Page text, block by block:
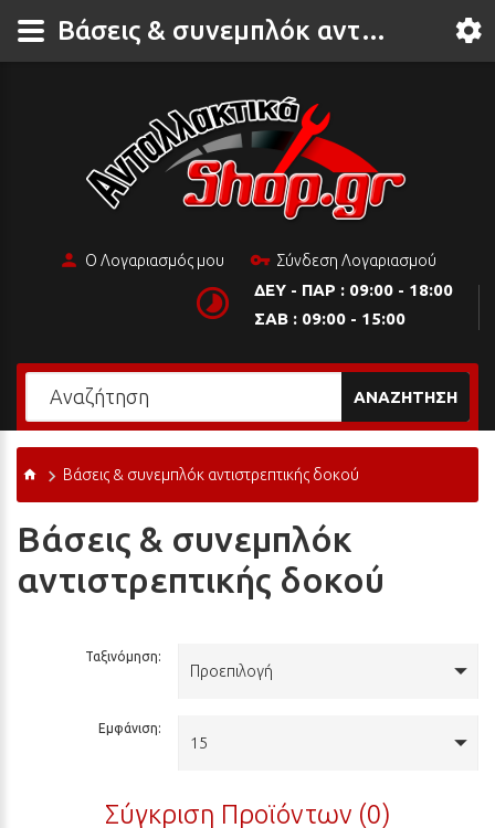
Ο Λογαριασμός μου Σύνδεση Λογαριασμού
ΔΕΥ - ΠΑΡ : 09:00 - 18:00
ΣΑΒ : 09:00 - 15:00
ΑΝΑΖΉΤΗΣΗ
Βάσεις & συνεμπλόκ αντιστρεπτικής δοκού
Βάσεις & συνεμπλόκ
αντιστρεπτικής δοκού
Ταξινόμηση:
Προεπιλογή
Εμφάνιση:
15
Σύγκριση Προϊόντων (0)
Βάσεις & συνεμπλόκ αντιστρεπτικής δοκού